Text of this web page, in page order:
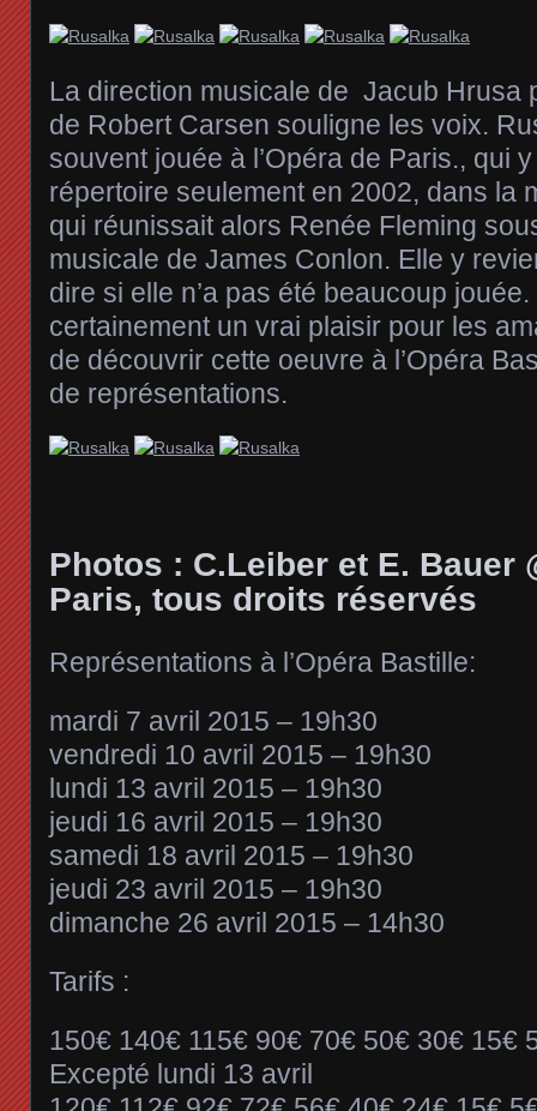
La direction musicale de Jacub Hrusa
de Robert Carsen souligne les voix.
souvent jouée à l’Opéra de Paris., qui
répertoire seulement en 2002, dans la
qui réunissait alors Renée Fleming
musicale de James Conlon. Elle y
dire si elle n’a pas été beaucoup
certainement un vrai plaisir pour les
de découvrir cette oeuvre à l’Opéra
de représentations.
Photos : C.Leiber et E. Bauer
Paris, tous droits réservés
Représentations à l’Opéra Bastille:
mardi 7 avril 2015 – 19h30
vendredi 10 avril 2015 – 19h30
lundi 13 avril 2015 – 19h30
jeudi 16 avril 2015 – 19h30
samedi 18 avril 2015 – 19h30
jeudi 23 avril 2015 – 19h30
dimanche 26 avril 2015 – 14h30
Tarifs :
150€ 140€ 115€ 90€ 70€ 50€ 30€ 15€
Excepté lundi 13 avril